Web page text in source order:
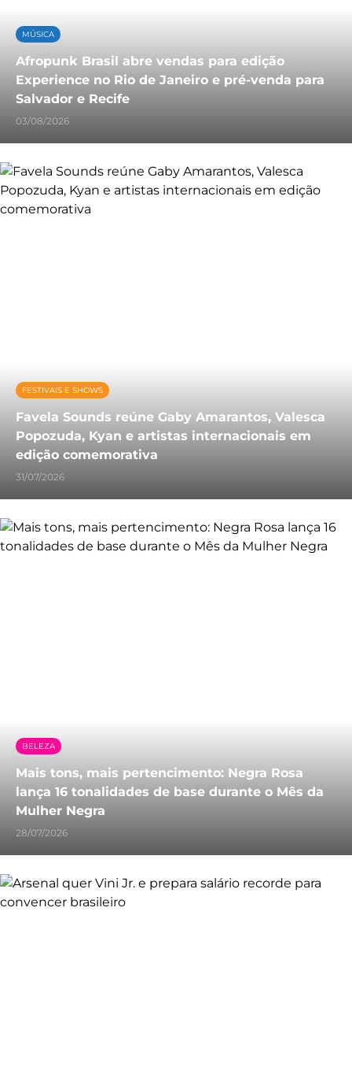
MÚSICA
Afropunk Brasil abre vendas para edição
Experience no Rio de Janeiro e pré-venda para
Salvador e Recife
03/08/2026
FESTIVAIS E SHOWS
Favela Sounds reúne Gaby Amarantos, Valesca
Popozuda, Kyan e artistas internacionais em
edição comemorativa
31/07/2026
BELEZA
Mais tons, mais pertencimento: Negra Rosa
lança 16 tonalidades de base durante o Mês da
Mulher Negra
28/07/2026